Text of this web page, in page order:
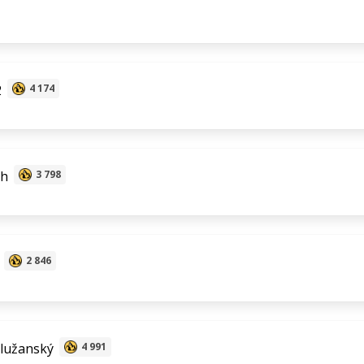
4 174
3 798
2 846
4 991